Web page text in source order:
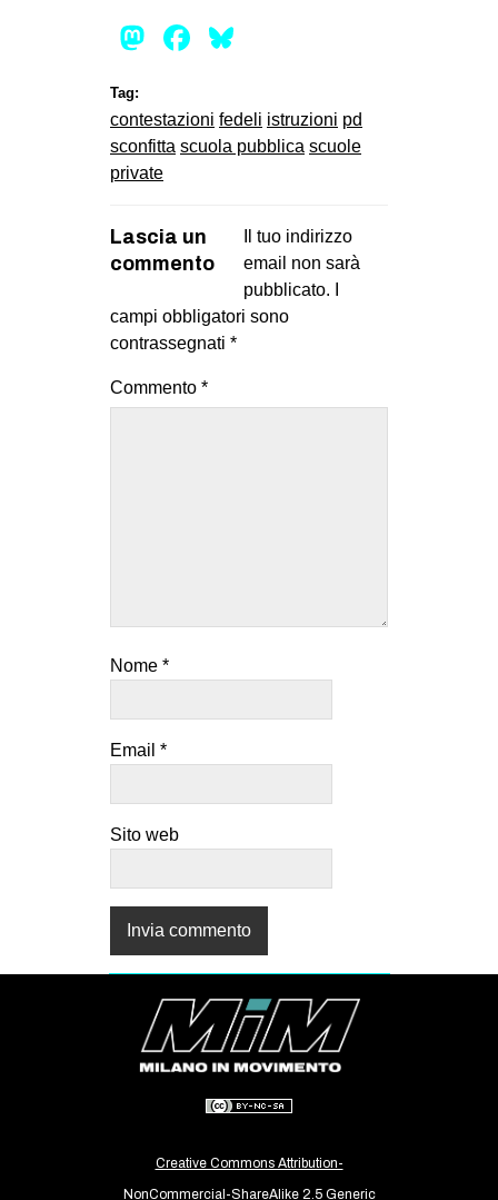
Mastodon
Facebook
Tag:
contestazioni fedeli istruzioni pd
sconfitta scuola pubblica scuole
private
Lascia un
commento
Il tuo indirizzo
email non sarà
pubblicato.
campi obbligatori sono
contrassegnati *
Commento *
Nome *
Email *
Sito web
Creative Commons Attribution-
NonCommercial-ShareAlike 2.5 Generic